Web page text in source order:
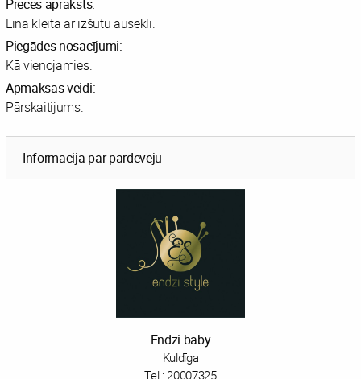
Preces apraksts:
Lina kleita ar izšūtu ausekli.
Piegādes nosacījumi:
Kā vienojamies.
Apmaksas veidi:
Pārskaitijums.
Informācija par pārdevēju
Endzi baby
Kuldīga
Tel.:20007325